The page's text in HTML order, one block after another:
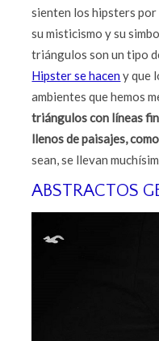
sienten los hipsters
su misticismo y su
triángulos son un tipo
Hipster se haceny que
ambientes que hemos
triángulos con líneas
llenos de paisajes,
sean, se llevan
ABSTRACTOS